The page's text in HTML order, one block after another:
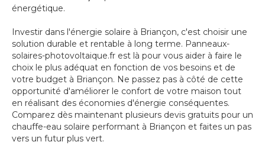
énergétique.
Investir dans l'énergie solaire à Briançon, c'est choisir une
solution durable et rentable à long terme. Panneaux-
solaires-photovoltaique.fr est là pour vous aider à faire le
choix le plus adéquat en fonction de vos besoins et de
votre budget à Briançon. Ne passez pas à côté de cette
opportunité d'améliorer le confort de votre maison tout
en réalisant des économies d'énergie conséquentes.
Comparez dès maintenant plusieurs devis gratuits pour un
chauffe-eau solaire performant à Briançon et faites un pas
vers un futur plus vert.